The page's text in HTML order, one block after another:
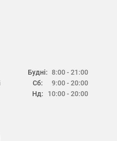
Будні:
Сб:
Нд:
8:00 - 21:00
9:00 - 20:00
10:00 - 20:00